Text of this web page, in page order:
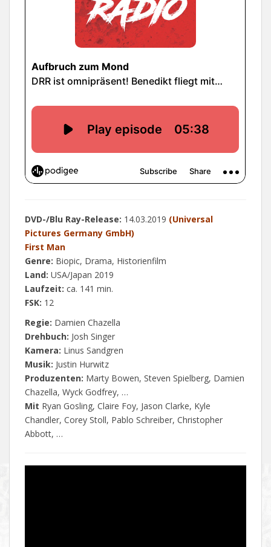
DVD-/Blu Ray-Release: 14.03.2019 (Universal
Pictures Germany GmbH)
First Man
Genre: Biopic, Drama, Historienfilm
Land: USA/Japan 2019
Laufzeit: ca. 141 min.
FSK: 12
Regie: Damien Chazella
Drehbuch: Josh Singer
Kamera: Linus Sandgren
Musik: Justin Hurwitz
Produzenten: Marty Bowen, Steven Spielberg, Damien
Chazella, Wyck Godfrey, …
Mit Ryan Gosling, Claire Foy, Jason Clarke, Kyle
Chandler, Corey Stoll, Pablo Schreiber, Christopher
Abbott, …